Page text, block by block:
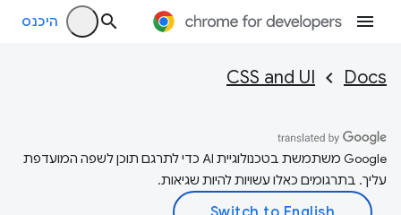
היכנס
Docs
CSS and UI
‫Google משתמשת בטכנולוגיית AI כדי לתרגם תוכן לשפה המועדפת
עליך. בתרגומים כאלו עשויות להיות שגיאות.